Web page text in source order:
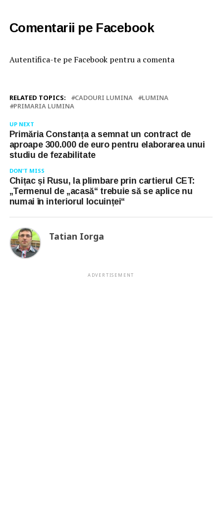
Comentarii pe Facebook
Autentifica-te pe Facebook pentru a comenta
RELATED TOPICS: CADOURI LUMINA
LUMINA
PRIMARIA LUMINA
UP NEXT
Primăria Constanța a semnat un contract de
aproape 300.000 de euro pentru elaborarea unui
studiu de fezabilitate
DON'T MISS
Chițac și Rusu, la plimbare prin cartierul CET:
„Termenul de „acasă“ trebuie să se aplice nu
numai în interiorul locuinței“
Tatian Iorga
ADVERTISEMENT